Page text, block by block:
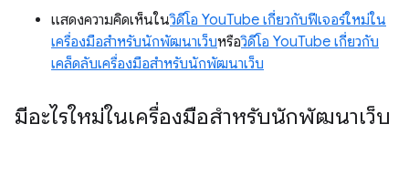
แสดงความคิดเห็นในวิดีโอ YouTube เกี่ยวกับฟีเจอร์ใหม่ใน
เครื่องมือสำหรับนักพัฒนาเว็บหรือวิดีโอ YouTube เกี่ยวกับ
เคล็ดลับเครื่องมือสำหรับนักพัฒนาเว็บ
มีอะไรใหม่ในเครื่องมือสำหรับนักพัฒนาเว็บ